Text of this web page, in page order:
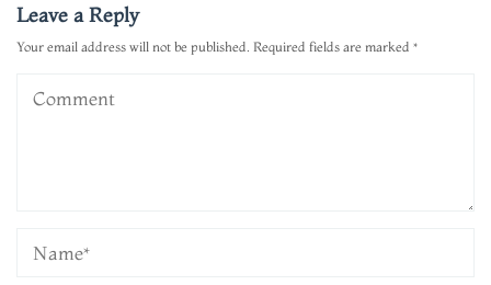
Leave a Reply
Your email address will not be published. Required fields are marked *